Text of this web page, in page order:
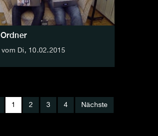
vom Di, 10.02.2015
1 2 3 4 Nächste